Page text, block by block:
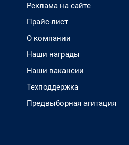
Реклама на сайте
Прайс-лист
О компании
Наши награды
Наши вакансии
Техподдержка
Предвыборная агитация